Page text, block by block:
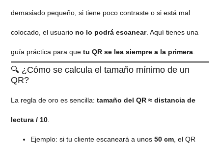
demasiado pequeño, si tiene poco contraste o si está mal
colocado, el usuario no lo podrá escanear. Aquí tienes una
guía práctica para quetu QR se lea siempre a la primera
🔍 ¿Cómo se calcula el tamaño mínimo de un
QR?
La regla de oro es sencilla:tamaño del QR ≈ distancia de
lectura / 10
Ejemplo: si tu cliente escaneará a unos50 cm , el QR